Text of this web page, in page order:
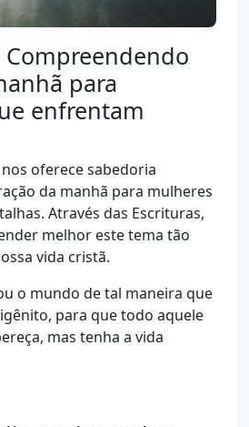
para
enfrentam
oferece sabedoria
da manhã para mulheres
Através das Escrituras,
melhor este tema tão
vida cristã.
o mundo de tal maneira que
para que todo aquele
mas tenha a vida